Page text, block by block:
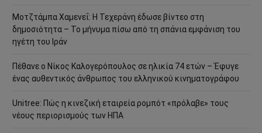
Μοτζτάμπα Χαμενεΐ: Η Τεχεράνη έδωσε βίντεο στη
δημοσιότητα – Το μήνυμα πίσω από τη σπάνια εμφάνιση του
ηγέτη του Ιράν
Πέθανε ο Νίκος Καλογερόπουλος σε ηλικία 74 ετών – Έφυγε
ένας αυθεντικός άνθρωπος του ελληνικού κινηματογράφου
Unitree: Πώς η κινεζική εταιρεία ρομπότ «πρόλαβε» τους
νέους περιορισμούς των ΗΠΑ